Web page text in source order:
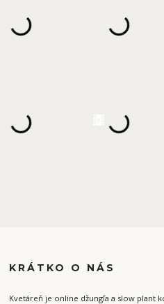
KRÁTKO O NÁS
Kvetáreň je online džungľa a slow plant